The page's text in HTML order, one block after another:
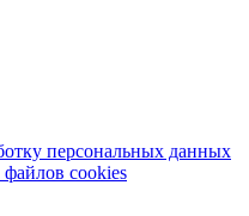
персональных данных
cookies